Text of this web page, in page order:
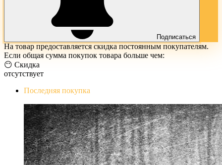
Подписаться
На товар предоставляется скидка постоянным покупателям.
Если общая сумма покупок товара больше чем:
😶 Скидка
отсутствует
Последняя покупка